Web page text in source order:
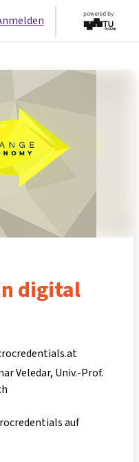
digital
Veledar Univ.-Prof.
auf